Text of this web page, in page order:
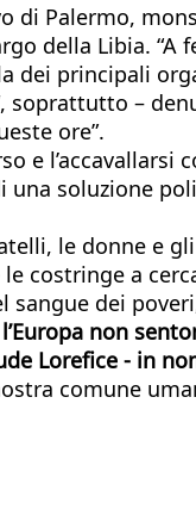
di Palermo,
della Libia. “A
dei principali
–
ore”.
e
soluzione
le donne e
costringe a
dei
non
Lorefice - in
comune